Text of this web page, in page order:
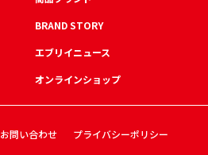
BRAND STORY
エブリイニュース
オンラインショップ
お問い合わせ プライバシーポリシー